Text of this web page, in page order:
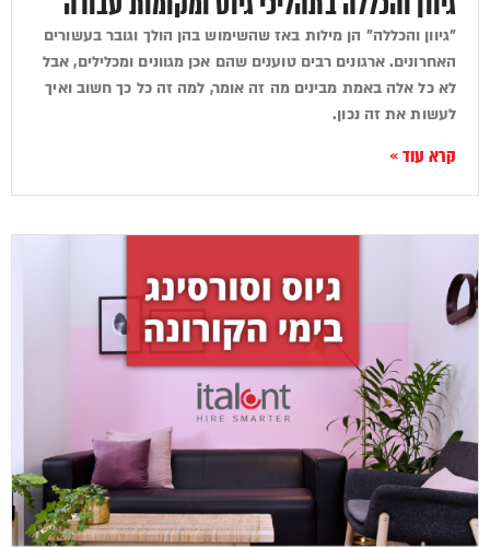
"גיוון והכללה" הן מילות באז שהשימוש בהן הולך וגובר בעשורים
האחרונים. ארגונים רבים טוענים שהם אכן מגוונים ומכלילים, אבל
לא כל אלה באמת מבינים מה זה אומר, למה זה כל כך חשוב ואיך
לעשות את זה נכון.
קרא עוד »